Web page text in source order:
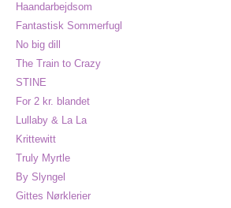
Haandarbejdsom
Fantastisk Sommerfugl
No big dill
The Train to Crazy
STINE
For 2 kr. blandet
Lullaby & La La
Krittewitt
Truly Myrtle
By Slyngel
Gittes Nørklerier